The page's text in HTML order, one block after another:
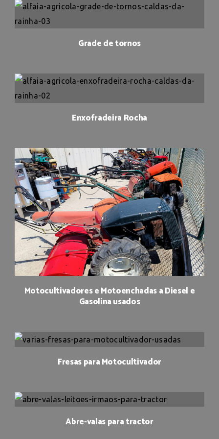
Grade de tornos
Enxofradeira Rocha
Motocultivadores e Motoenchadas a Diesel e
Gasolina usados
Fresas para Motocultivador
Abre-valas para tractor